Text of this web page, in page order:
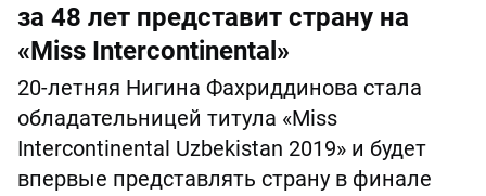
за 48 лет представит страну на
«Miss Intercontinental»
20-летняя Нигина Фахриддинова стала
обладательницей титула «Miss
Intercontinental Uzbekistan 2019» и будет
впервые представлять страну в финале